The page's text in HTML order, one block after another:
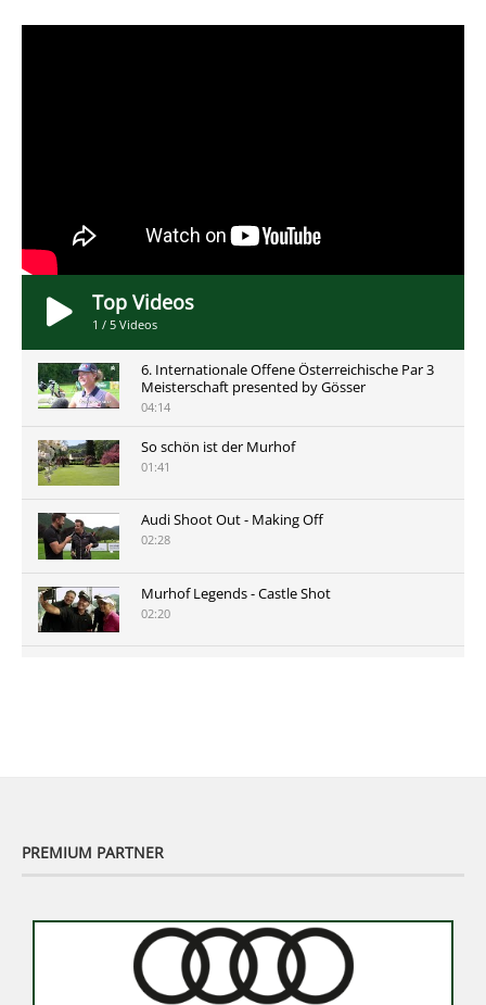
Top Videos
1 / 5 Videos
6. Internationale Offene Österreichische Par 3
Meisterschaft presented by Gösser
04:14
So schön ist der Murhof
01:41
Audi Shoot Out - Making Off
02:28
Murhof Legends - Castle Shot
02:20
PREMIUM PARTNER